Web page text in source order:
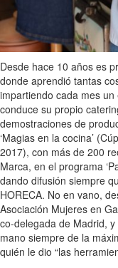
Desde hace 10 años es
donde aprendió tantas
impartiendo cada mes
conduce su propio
demostraciones de
‘Magias en la cocina’
2017), con más de 200
Marca, en el programa
dando difusión siempre
HORECA. No en vano,
Asociación Mujeres en
co-delegada de Madrid,
mano siempre de la
quién le dio “las